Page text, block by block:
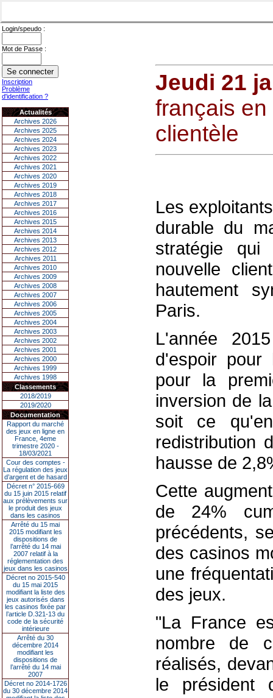
Login/speudo :
Mot de Passe :
Inscription
Problème
d'identification ?
Actualités
Archives 2026
Archives 2025
Archives 2024
Archives 2023
Archives 2022
Archives 2021
Archives 2020
Archives 2019
Archives 2018
Archives 2017
Archives 2016
Archives 2015
Archives 2014
Archives 2013
Archives 2012
Archives 2011
Archives 2010
Archives 2009
Archives 2008
Archives 2007
Archives 2006
Archives 2005
Archives 2004
Archives 2003
Archives 2002
Archives 2001
Archives 2000
Archives 1999
Archives 1998
Classements
2018/2019
2019/2020
Documentation
Rapport du marché
des jeux en ligne en
France, 4eme
trimestre 2020 -
18/03/2021
Cour des comptes -
La régulation des jeux
d’argent et de hasard
Décret n° 2015-669
du 15 juin 2015 relatif
aux prélèvements sur
le produit des jeux
dans les casinos
Arrêté du 15 mai
2015 modifiant les
dispositions de
l’arrêté du 14 mai
2007 relatif à la
réglementation des
jeux dans les casinos
Décret no 2015-540
du 15 mai 2015
modifiant la liste des
jeux autorisés dans
les casinos fixée par
l’article D.321-13 du
code de la sécurité
intérieure
Arrêté du 30
décembre 2014
modifiant les
dispositions de
l’arrêté du 14 mai
2007
Décret no 2014-1726
du 30 décembre 2014
Jeudi 21
français
clientèle
Les
durable du
stratégie
nouvelle
hautement
Paris.
L'année
d'espoir
pour la
inversion de
soit ce
redistribution
hausse de
Cette
de 24%
précédents,
des casinos
une
des jeux.
"La France
nombre de
réalisés,
le président